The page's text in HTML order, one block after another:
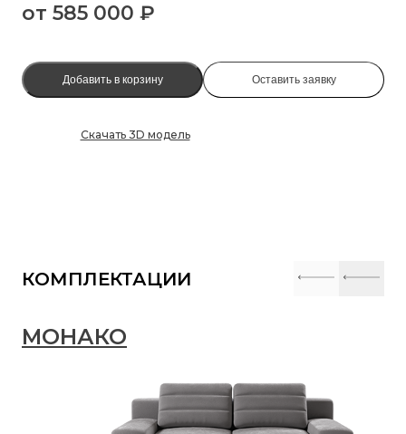
от 585 000 ₽
Добавить в корзину Оставить заявку
Скачать 3D модель
КОМПЛЕКТАЦИИ
МОНАКО